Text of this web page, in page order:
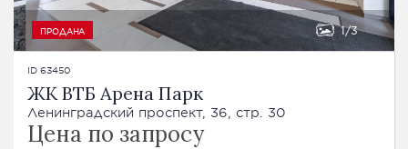
ПРОДАНА 1 3
ID 63450
ЖК ВТБ Арена Парк
Ленинградский проспект, 36, стр. 30
Цена по запросу